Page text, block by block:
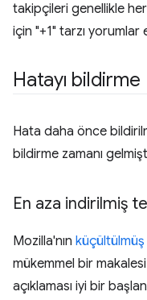
takipçileri genellikle
için "+1" tarzı yorumlar
Hatayı bildirme
Hata daha önce
bildirme zamanı
En aza indirilmiş
Mozilla'nın
mükemmel bir makalesi
açıklaması iyi bir